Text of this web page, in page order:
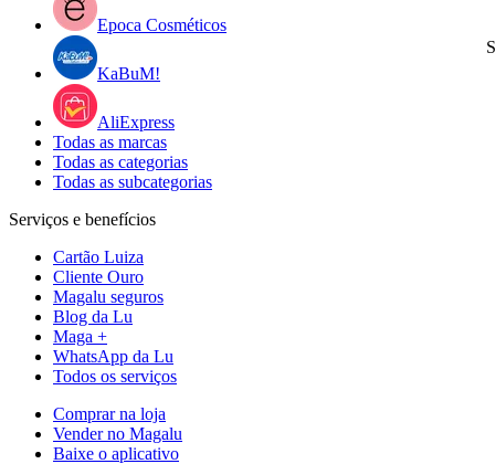
Epoca Cosméticos
KaBuM!
AliExpress
Todas as marcas
Todas as categorias
Todas as subcategorias
Serviços e benefícios
Cartão Luiza
Cliente Ouro
Magalu seguros
Blog da Lu
Maga +
WhatsApp da Lu
Todos os serviços
Comprar na loja
Vender no Magalu
Baixe o aplicativo